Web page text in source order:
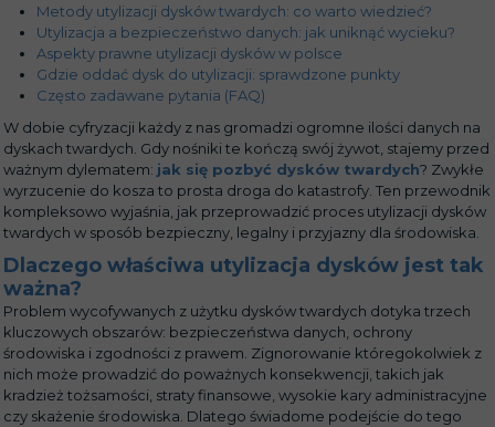
Metody utylizacji dysków twardych: co warto wiedzieć?
Utylizacja a bezpieczeństwo danych: jak uniknąć wycieku?
Aspekty prawne utylizacji dysków w polsce
Gdzie oddać dysk do utylizacji: sprawdzone punkty
Często zadawane pytania (FAQ)
W dobie cyfryzacji każdy z nas gromadzi ogromne ilości danych na
dyskach twardych. Gdy nośniki te kończą swój żywot, stajemy przed
ważnym dylematem: jak się pozbyć dysków twardych? Zwykłe
wyrzucenie do kosza to prosta droga do katastrofy. Ten przewodnik
kompleksowo wyjaśnia, jak przeprowadzić proces utylizacji dysków
twardych w sposób bezpieczny, legalny i przyjazny dla środowiska.
Dlaczego właściwa utylizacja dysków jest tak
ważna?
Problem wycofywanych z użytku dysków twardych dotyka trzech
kluczowych obszarów: bezpieczeństwa danych, ochrony
środowiska i zgodności z prawem. Zignorowanie któregokolwiek z
nich może prowadzić do poważnych konsekwencji, takich jak
kradzież tożsamości, straty finansowe, wysokie kary administracyjne
czy skażenie środowiska. Dlatego świadome podejście do tego